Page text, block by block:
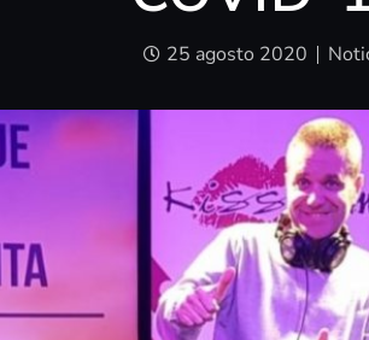
25 agosto 2020